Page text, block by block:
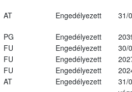
AT Engedélyezett 31/
PG Engedélyezett
FU Engedélyezett
30/
FU Engedélyezett
FU Engedélyezett
AT Engedélyezett 31/